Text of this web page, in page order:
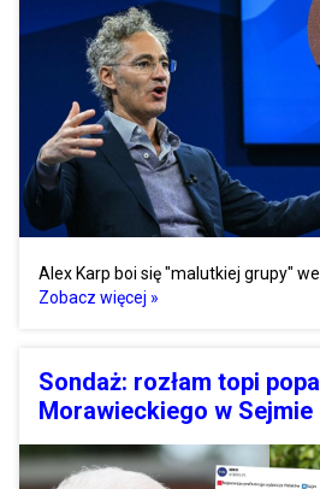
Alex Karp boi się "malutkiej grupy"
Zobacz więcej »
Sondaż: rozłam topi
Morawieckiego w Sejmie